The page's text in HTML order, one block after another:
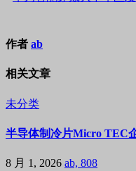
作者 ab
相关文章
未分类
半导体制冷片Micro TEC
8 月 1, 2026 ab, 808